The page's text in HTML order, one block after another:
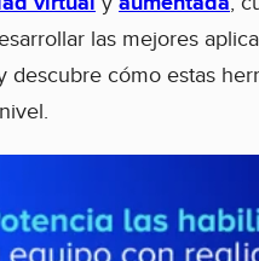
las mejores
cómo estas